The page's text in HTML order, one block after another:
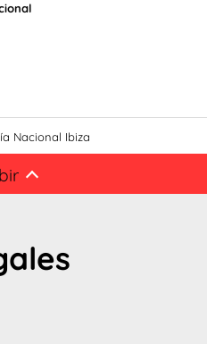
Nacional Ibiza